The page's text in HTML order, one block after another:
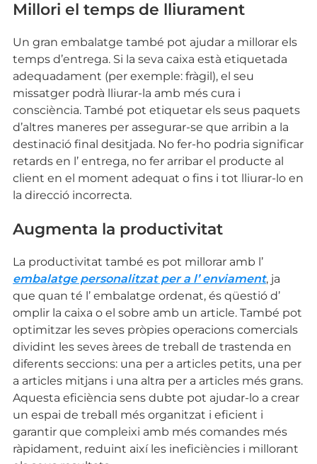
Millori el temps de lliurament
Un gran embalatge també pot ajudar a millorar els
temps d’entrega. Si la seva caixa està etiquetada
adequadament (per exemple: fràgil), el seu
missatger podrà lliurar-la amb més cura i
consciència. També pot etiquetar els seus paquets
d’altres maneres per assegurar-se que arribin a la
destinació final desitjada. No fer-ho podria significar
retards en l’ entrega, no fer arribar el producte al
client en el moment adequat o fins i tot lliurar-lo en
la direcció incorrecta.
Augmenta la productivitat
La productivitat també es pot millorar amb l’
embalatge personalitzat per a l’ enviament, ja
que quan té l’ embalatge ordenat, és qüestió d’
omplir la caixa o el sobre amb un article. També pot
optimitzar les seves pròpies operacions comercials
dividint les seves àrees de treball de trastenda en
diferents seccions: una per a articles petits, una per
a articles mitjans i una altra per a articles més grans.
Aquesta eficiència sens dubte pot ajudar-lo a crear
un espai de treball més organitzat i eficient i
garantir que compleixi amb més comandes més
ràpidament, reduint així les ineficiències i millorant